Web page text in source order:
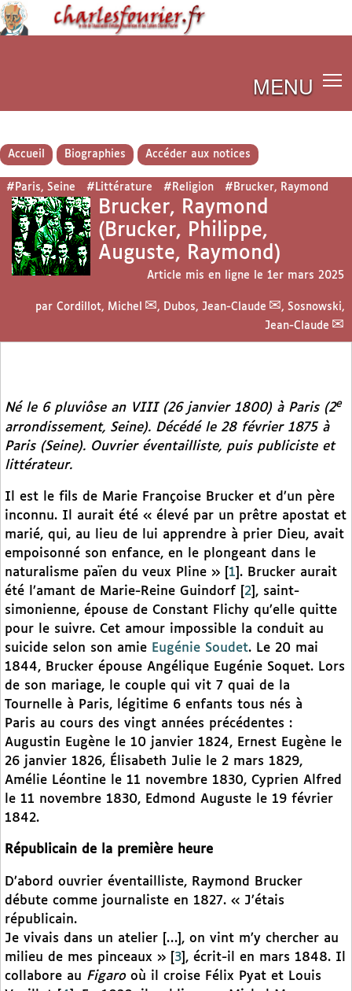
MENU
Accueil Biographies Accéder aux notices
#Paris, Seine #Littérature #Religion #Brucker, Raymond
Brucker, Raymond
(Brucker, Philippe,
Auguste, Raymond)
Article mis en ligne le 1er mars 2025
par Cordillot, Michel , Dubos, Jean-Claude , Sosnowski,
Jean-Claude
Né le 6 pluviôse an VIII (26 janvier 1800) à Paris (2e
arrondissement, Seine). Décédé le 28 février 1875 à
Paris (Seine). Ouvrier éventailliste, puis publiciste et
littérateur.
Il est le fils de Marie Françoise Brucker et d’un père
inconnu. Il aurait été « élevé par un prêtre apostat et
marié, qui, au lieu de lui apprendre à prier Dieu, avait
empoisonné son enfance, en le plongeant dans le
naturalisme païen du veux Pline »
1 . Brucker aurait
été l’amant de Marie-Reine Guindorf
2 , saint-
simonienne, épouse de Constant Flichy qu’elle quitte
pour le suivre. Cet amour impossible la conduit au
suicide selon son amie Eugénie Soudet. Le 20 mai
1844, Brucker épouse Angélique Eugénie Soquet. Lors
de son mariage, le couple qui vit 7 quai de la
Tournelle à Paris, légitime 6 enfants tous nés à
Paris au cours des vingt années précédentes :
Augustin Eugène le 10 janvier 1824, Ernest Eugène le
26 janvier 1826, Élisabeth Julie le 2 mars 1829,
Amélie Léontine le 11 novembre 1830, Cyprien Alfred
le 11 novembre 1830, Edmond Auguste le 19 février
1842.
Républicain de la première heure
D’abord ouvrier éventailliste, Raymond Brucker
débute comme journaliste en 1827. « J’étais
républicain.
Je vivais dans un atelier […], on vint m’y chercher au
milieu de mes pinceaux »
3 , écrit-il en mars 1848. Il
collabore au Figarooù il croise Félix Pyat et Louis